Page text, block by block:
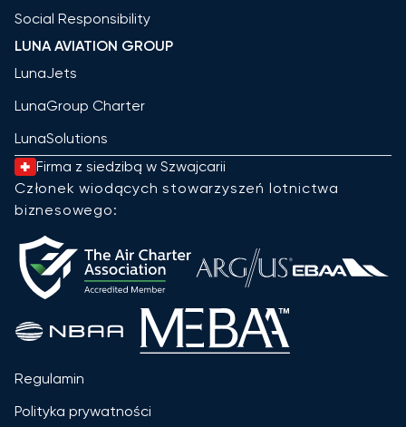
Social Responsibility
LUNA AVIATION GROUP
LunaJets
LunaGroup Charter
LunaSolutions
Firma z siedzibą w Szwajcarii
Członek wiodących stowarzyszeń lotnictwa
biznesowego:
Regulamin
Polityka prywatności